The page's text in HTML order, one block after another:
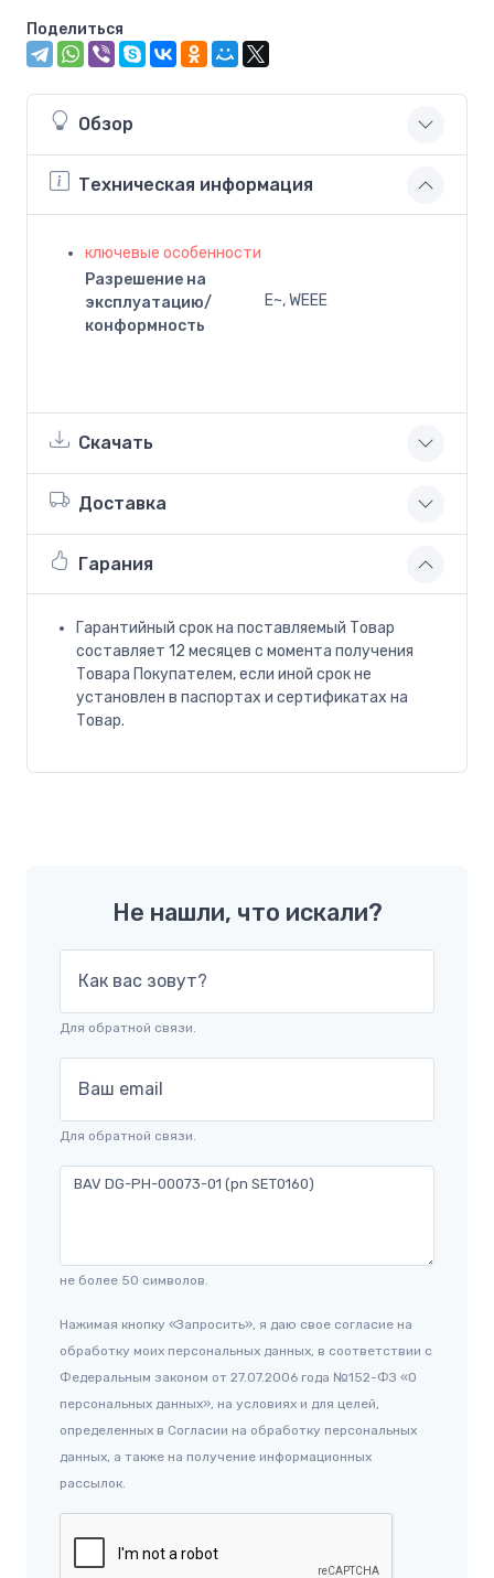
Поделиться
Обзор
Техническая информация
ключевые особенности
Разрешение на
эксплуатацию/
конформность
E~, WEEE
Скачать
Доставка
Гарания
Гарантийный срок на поставляемый Товар
составляет 12 месяцев с момента получения
Товара Покупателем, если иной срок не
установлен в паспортах и сертификатах на
Товар.
Не нашли, что искали?
Как вас зовут?
Для обратной связи.
Ваш email
Для обратной связи.
не более 50 символов.
Нажимая кнопку «Запросить», я даю свое согласие на
обработку моих персональных данных, в соответствии с
Федеральным законом от 27.07.2006 года №152-ФЗ «О
персональных данных», на условиях и для целей,
определенных в Согласии на обработку персональных
данных, а также на получение информационных
рассылок.